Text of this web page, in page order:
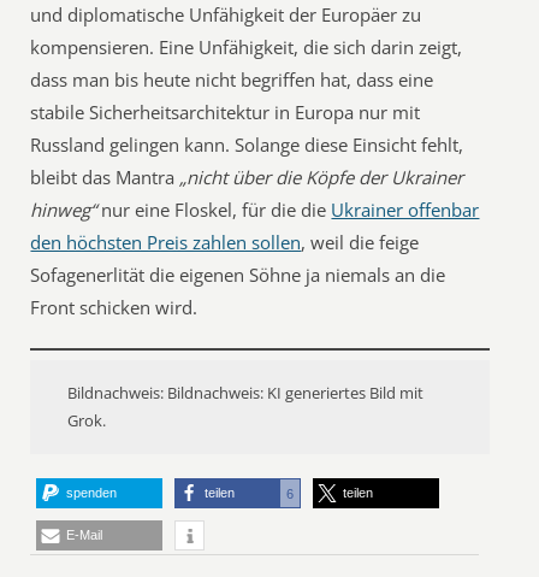
und diplomatische Unfähigkeit der Europäer zu
kompensieren. Eine Unfähigkeit, die sich darin zeigt,
dass man bis heute nicht begriffen hat, dass eine
stabile Sicherheitsarchitektur in Europa nur mit
Russland gelingen kann. Solange diese Einsicht fehlt,
bleibt das Mantra „nicht über die Köpfe der Ukrainer
hinweg“nur eine Floskel, für die die Ukrainer offenbar
den höchsten Preis zahlen sollen, weil die feige
Sofagenerlität die eigenen Söhne ja niemals an die
Front schicken wird.
Bildnachweis: Bildnachweis: KI generiertes Bild mit
Grok.
spenden teilen 6 teilen
E-Mail